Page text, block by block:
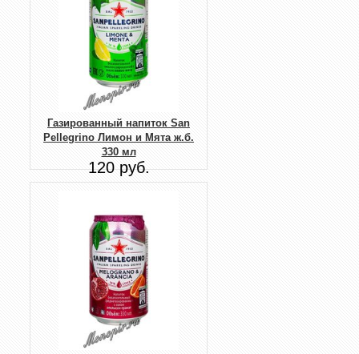
Газированный напиток San
Pellegrino Лимон и Мята ж.б.
330 мл
120 руб.